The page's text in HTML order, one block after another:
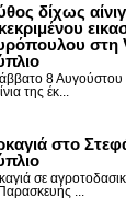
δίχως
στη
8 Αυγούστου
της έκ...
στο
σε
...